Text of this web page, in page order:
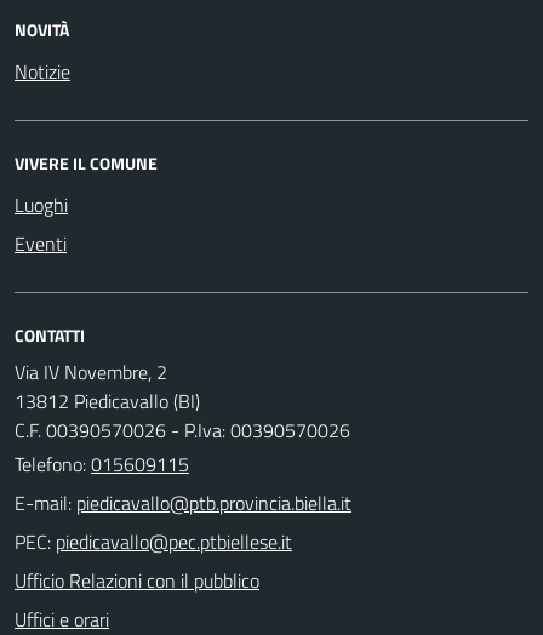
NOVITÀ
Notizie
VIVERE IL COMUNE
Luoghi
Eventi
CONTATTI
Via IV Novembre, 2
13812 Piedicavallo (BI)
C.F. 00390570026 - P.Iva: 00390570026
Telefono:015609115
E-mail:
PEC:
Ufficio Relazioni con il pubblico
Uffici e orari